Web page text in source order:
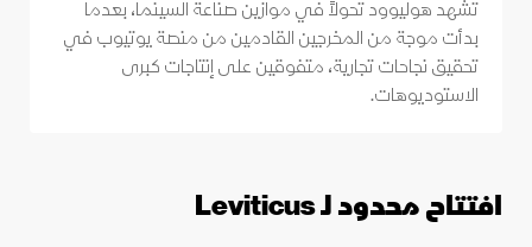
تشهد هوليوود تحولاً في موازين صناعة السينما، بعدما
بدأت موجة من المخرجين القادمين من منصة يوتيوب في
تحقيق نجاحات تجارية، متفوقين على إنتاجات كبرى
الاستوديوهات.
افتتاح محدود لـ Leviticus